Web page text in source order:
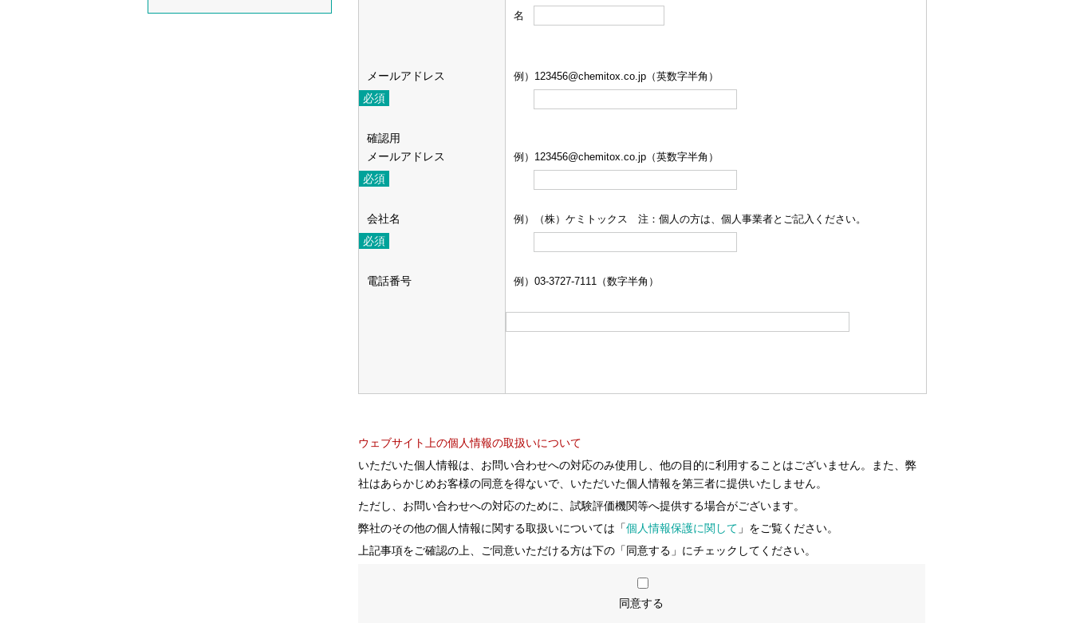
名
メールアドレス 例）123456@chemitox.co.jp（英数字半角）
確認用
メールアドレス
例）123456@chemitox.co.jp（英数字半角）
会社名 例）（株）ケミトックス 注：個人の方は、個人事業者とご記入ください。
電話番号 例）03-3727-7111（数字半角）
ウェブサイト上の個人情報の取扱いについて
いただいた個人情報は、お問い合わせへの対応のみ使用し、他の目的に利用することはございません。また、弊
社はあらかじめお客様の同意を得ないで、いただいた個人情報を第三者に提供いたしません。
ただし、お問い合わせへの対応のために、試験評価機関等へ提供する場合がございます。
弊社のその他の個人情報に関する取扱いについては「個人情報保護に関して 」をご覧ください。
上記事項をご確認の上、ご同意いただける方は下の「同意する」にチェックしてください。
同意する